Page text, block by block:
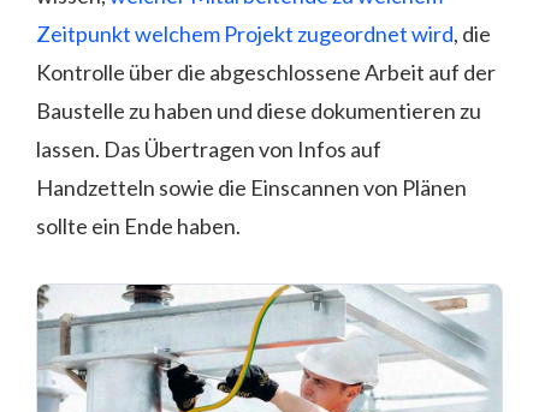
Zeitpunkt welchem Projekt zugeordnet wird, die
Kontrolle über die abgeschlossene Arbeit auf der
Baustelle zu haben und diese dokumentieren zu
lassen. Das Übertragen von Infos auf
Handzetteln sowie die Einscannen von Plänen
sollte ein Ende haben.